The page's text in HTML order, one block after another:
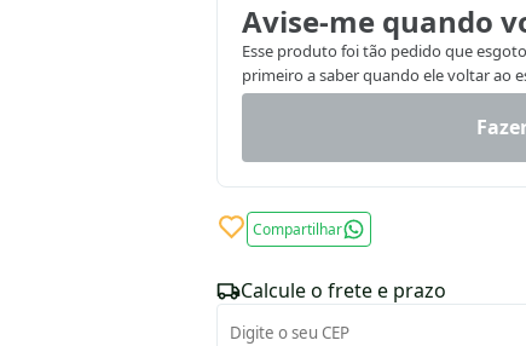
Avise-me quando
Esse produto foi tão pedido que
primeiro a saber quando ele voltar ao
Compartilhar
Calcule o frete e prazo